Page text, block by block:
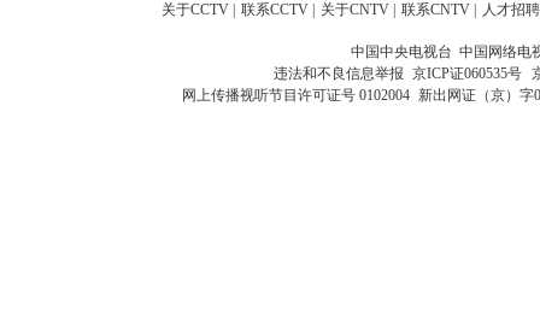
关于CCTV 联系CCTV 关于CNTV 联系CNTV 人才招聘
中国中央电视台 中国网络电
违法和不良信息举报 京ICP证060535号
网上传播视听节目许可证号 0102004 新出网证（京）